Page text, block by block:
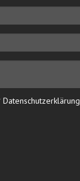
Datenschutzerklärung